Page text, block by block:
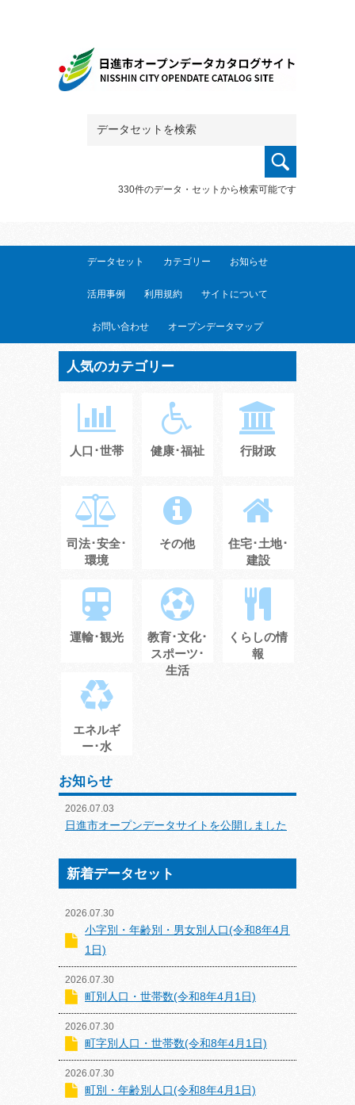
330件のデータ・セットから検索可能です
データセット カテゴリー お知らせ
活用事例 利用規約 サイトについて
お問い合わせ オープンデータマップ
人気のカテゴリー
人口･世帯 健康･福祉 行財政
司法･安全･
環境
その他
住宅･土地･
建設
運輸･観光
教育･文化･
スポーツ･
生活
くらしの情
報
エネルギ
ー･水
お知らせ
2026.07.03
日進市オープンデータサイトを公開しました
新着データセット
2026.07.30
小字別・年齢別・男女別人口(令和8年4月
1日)
2026.07.30
町別人口・世帯数(令和8年4月1日)
2026.07.30
町字別人口・世帯数(令和8年4月1日)
2026.07.30
町別・年齢別人口(令和8年4月1日)